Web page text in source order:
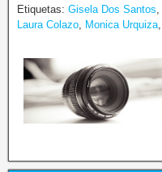
Etiquetas: Gisela Dos Santos,
Laura Colazo, Monica Urquiza,